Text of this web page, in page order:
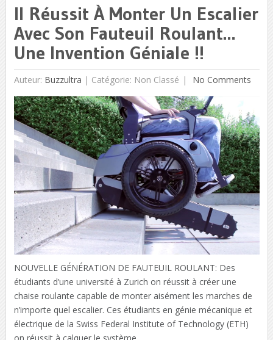
Il Réussit À Monter Un Escalier
Avec Son Fauteuil Roulant…
Une Invention Géniale !!
Auteur: Buzzultra | Catégorie: Non Classé No Comments
NOUVELLE GÉNÉRATION DE FAUTEUIL ROULANT: Des
étudiants d’une université à Zurich on réussit à créer une
chaise roulante capable de monter aisément les marches de
n’importe quel escalier. Ces étudiants en génie mécanique et
électrique de la Swiss Federal Institute of Technology (ETH)
on réussit à calquer le système